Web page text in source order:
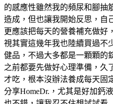
的感應性雖然我的頻尿和腳抽
造成，但也讓我開始反思，自
更應該把每天的營養補充做好
視其實這幾年我也陸續買過不
健品，不過大多都是一顆顆的
之前都要先做好心理準備，久
才吃，根本沒辦法養成每天固
分享HomeDr.，尤其是好加鈣